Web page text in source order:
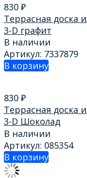
830 ₽
Террасная доска
3-D графит
В наличии
Артикул: 7337879
В корзину
830 ₽
Террасная доска
3-D Шоколад
В наличии
Артикул: 085354
В корзину